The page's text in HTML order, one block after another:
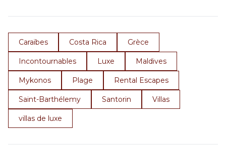
Caraïbes Costa Rica Grèce
Incontournables Luxe Maldives
Mykonos Plage Rental Escapes
Saint-Barthélemy Santorin Villas
villas de luxe